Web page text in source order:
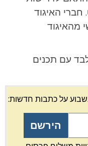
האיגוד
מהאיגוד
עם תכנים
על כתבות חדשות: